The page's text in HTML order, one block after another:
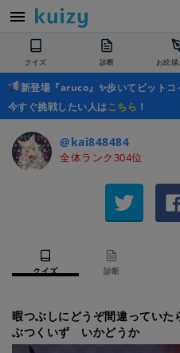
クイズ 診断 お絵
新登場『aruco』✨歩いてビットコ
今すぐ挑戦したい人はこちら ！
@kai848484
全体ランク304位
クイズ 診断
暇つぶしにどうぞ間違ってい
ぶつくいず いかどうか